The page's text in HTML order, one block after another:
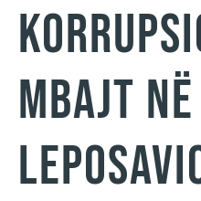
mbajt në